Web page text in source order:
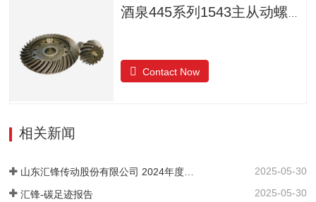
Contact Now
相关新闻
山东汇锋传动股份有限公司 2024年度社会责任报告 2025-05-30
汇锋-碳足迹报告 2025-05-30